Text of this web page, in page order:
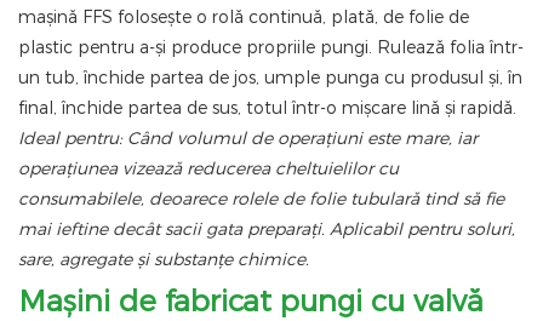
mașină FFS folosește o rolă continuă, plată, de folie de
plastic pentru a-și produce propriile pungi. Rulează folia într-
un tub, închide partea de jos, umple punga cu produsul și, în
final, închide partea de sus, totul într-o mișcare lină și rapidă.
Ideal pentru: Când volumul de operațiuni este mare, iar
operațiunea vizează reducerea cheltuielilor cu
consumabilele, deoarece rolele de folie tubulară tind să fie
mai ieftine decât sacii gata preparați. Aplicabil pentru soluri,
sare, agregate și substanțe chimice.
Mașini de fabricat pungi cu valvă